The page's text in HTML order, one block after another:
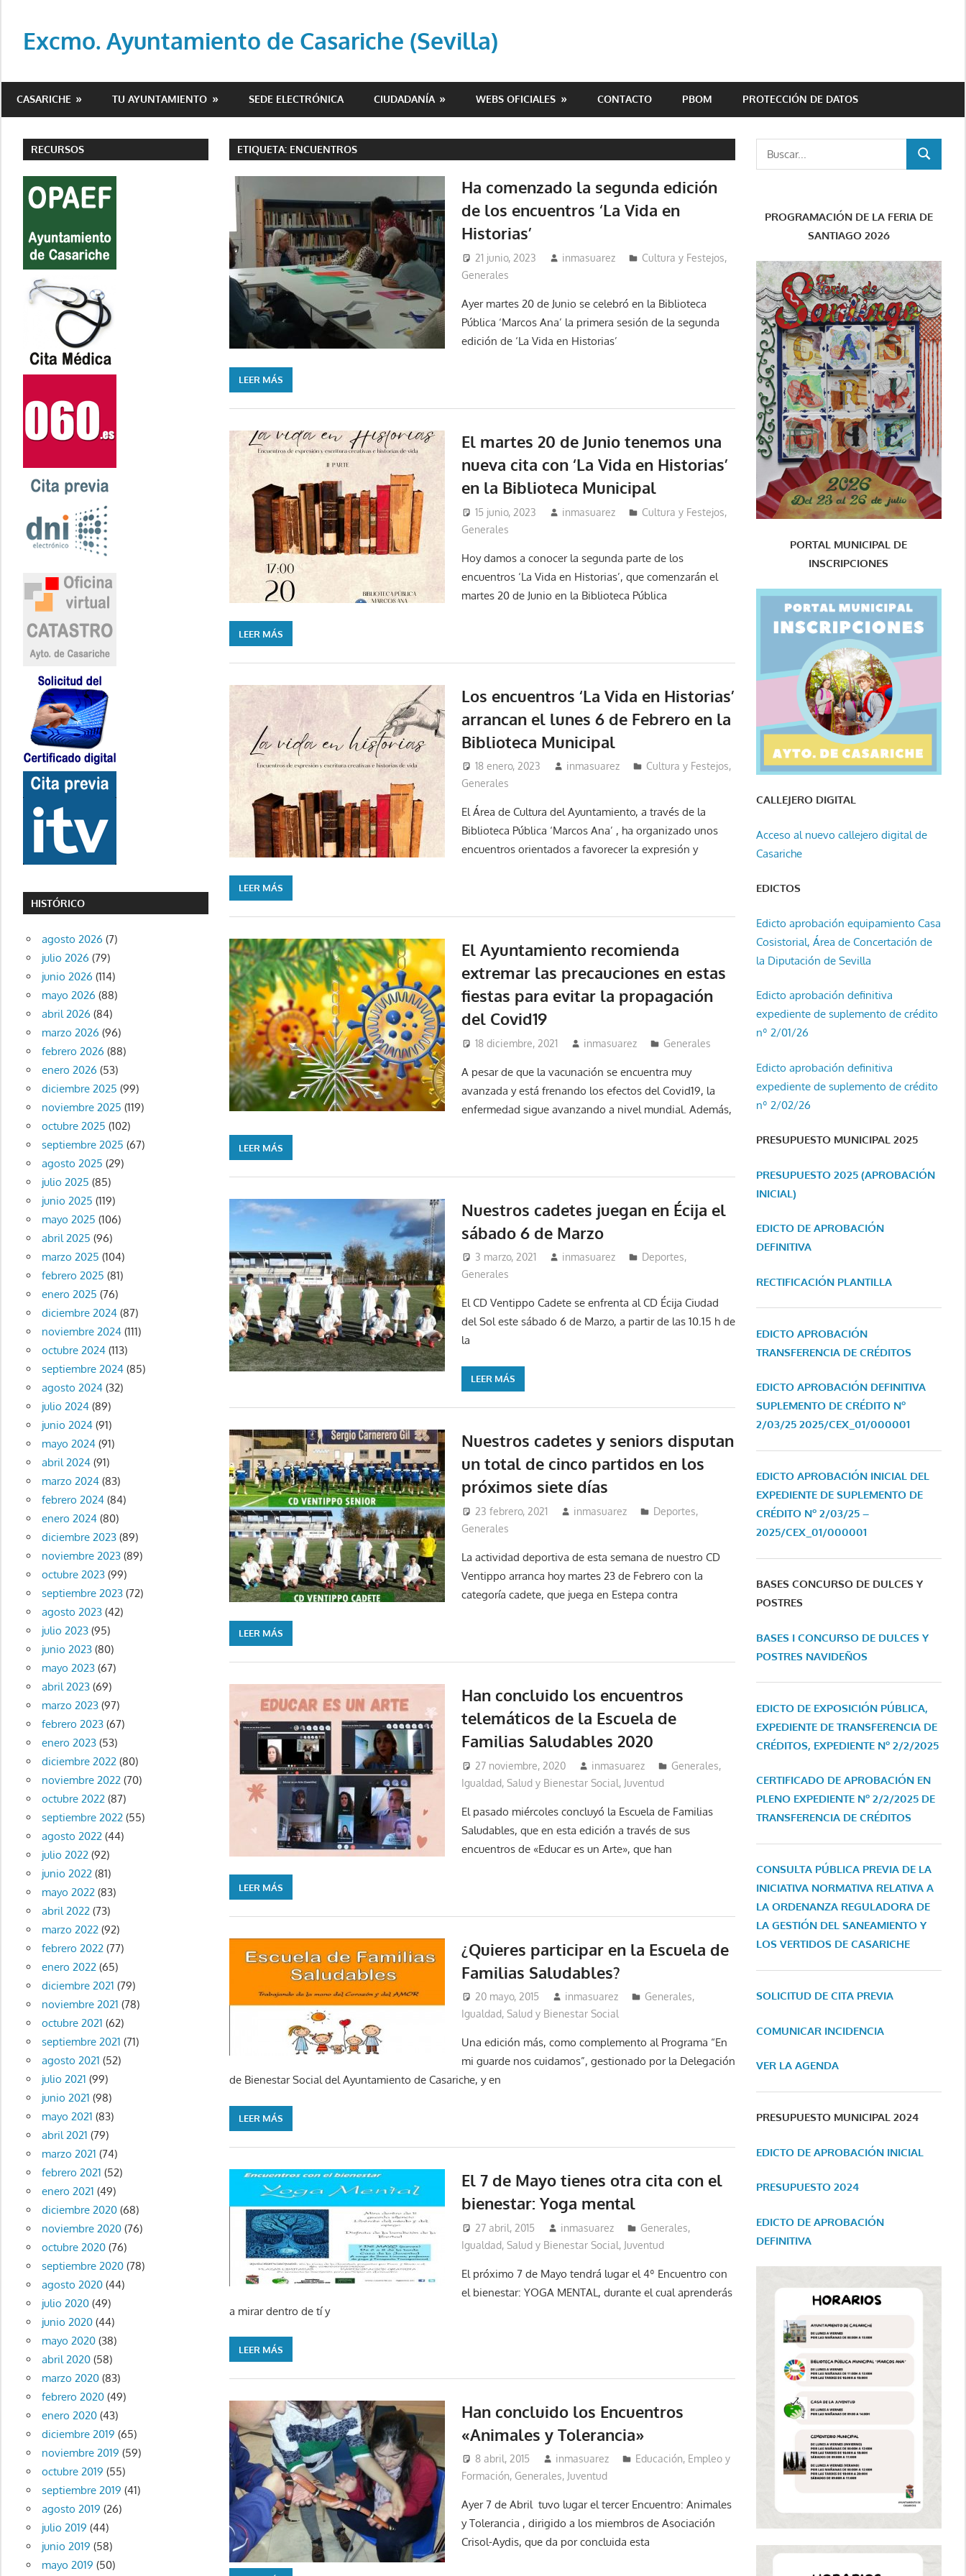
contenido
Excmo. Ayuntamiento de Casariche (Sevilla)
del
de
Casariche
CASARICHE TU AYUNTAMIENTO SEDE ELECTRÓNICA CIUDADANÍA WEBS OFICIALES CONTACTO PBOM PROTECCIÓN DE DATOS
ETIQUETA: ENCUENTROS
Ha comenzado la segunda edición
de los encuentros ‘La Vida en
Historias’
21 junio, 2023 inmasuarez Cultura y Festejos,
Generales
Ayer martes 20 de Junio se celebró en la Biblioteca
Pública ‘Marcos Ana’ la primera sesión de la segunda
edición de ‘La Vida en Historias’
LEER MÁS
El martes 20 de Junio tenemos una
nueva cita con ‘La Vida en Historias’
en la Biblioteca Municipal
15 junio, 2023 inmasuarez Cultura y Festejos,
Generales
Hoy damos a conocer la segunda parte de los
encuentros ‘La Vida en Historias’, que comenzarán el
martes 20 de Junio en la Biblioteca Pública
LEER MÁS
Los encuentros ‘La Vida en Historias’
arrancan el lunes 6 de Febrero en la
Biblioteca Municipal
18 enero, 2023 inmasuarez Cultura y Festejos,
Generales
El Área de Cultura del Ayuntamiento, a través de la
Biblioteca Pública ‘Marcos Ana’ , ha organizado unos
encuentros orientados a favorecer la expresión y
LEER MÁS
El Ayuntamiento recomienda
extremar las precauciones en estas
fiestas para evitar la propagación
del Covid19
18 diciembre, 2021 inmasuarez Generales
A pesar de que la vacunación se encuentra muy
avanzada y está frenando los efectos del Covid19, la
enfermedad sigue avanzando a nivel mundial. Además,
LEER MÁS
Nuestros cadetes juegan en Écija el
sábado 6 de Marzo
3 marzo, 2021 inmasuarez Deportes,
Generales
El CD Ventippo Cadete se enfrenta al CD Écija Ciudad
del Sol este sábado 6 de Marzo, a partir de las 10.15 h de
la
LEER MÁS
Nuestros cadetes y seniors disputan
un total de cinco partidos en los
próximos siete días
23 febrero, 2021 inmasuarez Deportes,
Generales
La actividad deportiva de esta semana de nuestro CD
Ventippo arranca hoy martes 23 de Febrero con la
categoría cadete, que juega en Estepa contra
LEER MÁS
Han concluido los encuentros
telemáticos de la Escuela de
Familias Saludables 2020
27 noviembre, 2020 inmasuarez Generales,
Igualdad, Salud y Bienestar Social, Juventud
El pasado miércoles concluyó la Escuela de Familias
Saludables, que en esta edición a través de sus
encuentros de «Educar es un Arte», que han
LEER MÁS
¿Quieres participar en la Escuela de
Familias Saludables?
20 mayo, 2015 inmasuarez Generales,
Igualdad, Salud y Bienestar Social
Una edición más, como complemento al Programa “En
mi guarde nos cuidamos”, gestionado por la Delegación
de Bienestar Social del Ayuntamiento de Casariche, y en
LEER MÁS
El 7 de Mayo tienes otra cita con el
bienestar: Yoga mental
27 abril, 2015 inmasuarez Generales,
Igualdad, Salud y Bienestar Social, Juventud
El próximo 7 de Mayo tendrá lugar el 4º Encuentro con
el bienestar: YOGA MENTAL, durante el cual aprenderás
a mirar dentro de tí y
LEER MÁS
Han concluido los Encuentros
«Animales y Tolerancia»
8 abril, 2015 inmasuarez
Educación, Empleo y
Formación, Generales, Juventud
Ayer 7 de Abril tuvo lugar el tercer Encuentro: Animales
y Tolerancia , dirigido a los miembros de Asociación
Crisol-Aydis, que da por concluida esta
RECURSOS
HISTÓRICO
agosto 2026 (7)
julio 2026 (79)
junio 2026 (114)
mayo 2026 (88)
abril 2026 (84)
marzo 2026 (96)
febrero 2026 (88)
enero 2026 (53)
diciembre 2025 (99)
noviembre 2025 (119)
octubre 2025 (102)
septiembre 2025 (67)
agosto 2025 (29)
julio 2025 (85)
junio 2025 (119)
mayo 2025 (106)
abril 2025 (96)
marzo 2025 (104)
febrero 2025 (81)
enero 2025 (76)
diciembre 2024(87)
noviembre 2024(111)
octubre 2024(113)
septiembre 2024(85)
agosto 2024(32)
julio 2024(89)
junio 2024(91)
mayo 2024(91)
abril 2024(91)
marzo 2024(83)
febrero 2024(84)
enero 2024(80)
diciembre 2023(89)
noviembre 2023(89)
octubre 2023(99)
septiembre 2023(72)
agosto 2023(42)
julio 2023(95)
junio 2023(80)
mayo 2023(67)
abril 2023(69)
marzo 2023(97)
febrero 2023(67)
enero 2023(53)
diciembre 2022(80)
noviembre 2022(70)
octubre 2022(87)
septiembre 2022(55)
agosto 2022(44)
julio 2022(92)
junio 2022(81)
mayo 2022(83)
abril 2022(73)
marzo 2022(92)
febrero 2022(77)
enero 2022(65)
diciembre 2021 (79)
noviembre 2021 (78)
octubre 2021 (62)
septiembre 2021 (71)
agosto 2021 (52)
julio 2021 (99)
junio 2021 (98)
mayo 2021 (83)
abril 2021 (79)
marzo 2021 (74)
febrero 2021 (52)
enero 2021 (49)
diciembre 2020(68)
noviembre 2020(76)
octubre 2020(76)
septiembre 2020(78)
agosto 2020(44)
julio 2020(49)
junio 2020(44)
mayo 2020(38)
abril 2020(58)
marzo 2020(83)
febrero 2020(49)
enero 2020(43)
diciembre 2019 (65)
noviembre 2019 (59)
octubre 2019 (55)
septiembre 2019 (41)
agosto 2019 (26)
julio 2019 (44)
junio 2019 (58)
mayo 2019 (50)
BUSCAR
PROGRAMACIÓN DE LA FERIA DE
SANTIAGO 2026
PORTAL MUNICIPAL DE
INSCRIPCIONES
CALLEJERO DIGITAL
Acceso al nuevo callejero digital de
Casariche
EDICTOS
Edicto aprobación equipamiento Casa
Cosistorial, Área de Concertación de
la Diputación de Sevilla
Edicto aprobación definitiva
expediente de suplemento de crédito
nº 2/01/26
Edicto aprobación definitiva
expediente de suplemento de crédito
nº 2/02/26
PRESUPUESTO MUNICIPAL 2025
PRESUPUESTO 2025 (APROBACIÓN
INICIAL)
EDICTO DE APROBACIÓN
DEFINITIVA
RECTIFICACIÓN PLANTILLA
EDICTO APROBACIÓN
TRANSFERENCIA DE CRÉDITOS
EDICTO APROBACIÓN DEFINITIVA
SUPLEMENTO DE CRÉDITO Nº
2/03/25 2025/CEX_01/000001
EDICTO APROBACIÓN INICIAL DEL
EXPEDIENTE DE SUPLEMENTO DE
CRÉDITO Nº 2/03/25 –
2025/CEX_01/000001
BASES CONCURSO DE DULCES Y
POSTRES
BASES I CONCURSO DE DULCES Y
POSTRES NAVIDEÑOS
EDICTO DE EXPOSICIÓN PÚBLICA,
EXPEDIENTE DE TRANSFERENCIA DE
CRÉDITOS, EXPEDIENTE Nº 2/2/2025
CERTIFICADO DE APROBACIÓN EN
PLENO EXPEDIENTE Nº 2/2/2025 DE
TRANSFERENCIA DE CRÉDITOS
CONSULTA PÚBLICA PREVIA DE LA
INICIATIVA NORMATIVA RELATIVA A
LA ORDENANZA REGULADORA DE
LA GESTIÓN DEL SANEAMIENTO Y
LOS VERTIDOS DE CASARICHE
SOLICITUD DE CITA PREVIA
COMUNICAR INCIDENCIA
VER LA AGENDA
PRESUPUESTO MUNICIPAL 2024
EDICTO DE APROBACIÓN INICIAL
PRESUPUESTO 2024
EDICTO DE APROBACIÓN
DEFINITIVA